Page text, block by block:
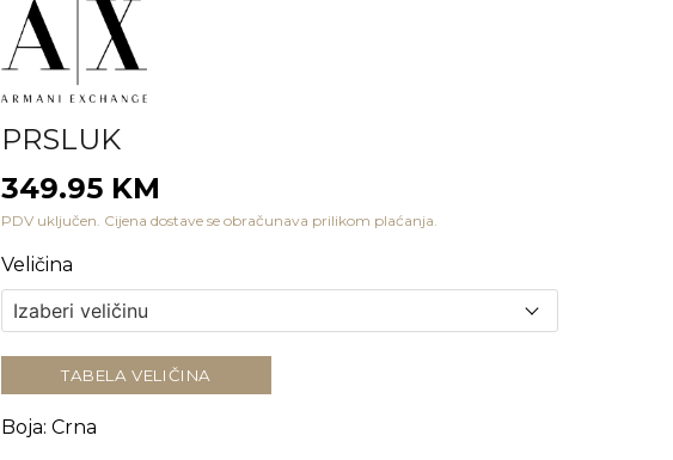
PRSLUK
349.95 KM
PDV uključen. Cijena dostave se obračunava prilikom plaćanja.
Veličina
TABELA VELIČINA
Boja: Crna